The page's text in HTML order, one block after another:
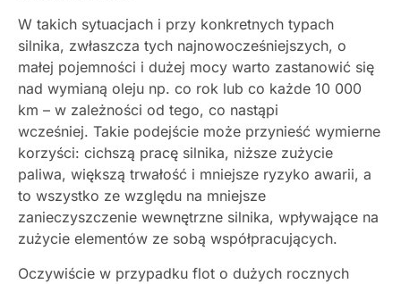
W takich sytuacjach i przy konkretnych typach
silnika, zwłaszcza tych najnowocześniejszych, o
małej pojemności i dużej mocy warto zastanowić się
nad wymianą oleju np. co rok lub co każde 10 000
km – w zależności od tego, co nastąpi
wcześniej. Takie podejście może przynieść wymierne
korzyści: cichszą pracę silnika, niższe zużycie
paliwa, większą trwałość i mniejsze ryzyko awarii, a
to wszystko ze względu na mniejsze
zanieczyszczenie wewnętrzne silnika, wpływające na
zużycie elementów ze sobą współpracujących.
Oczywiście w przypadku flot o dużych rocznych